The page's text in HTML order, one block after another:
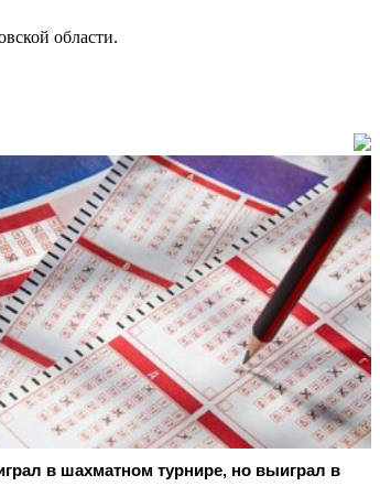
области.
в шахматном турнире, но выиграл в